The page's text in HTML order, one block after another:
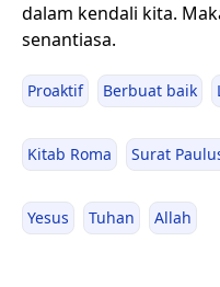
dalam kendali kita.
senantiasa.
Proaktif Berbuat baik
Kitab Roma Surat
Yesus Tuhan Allah